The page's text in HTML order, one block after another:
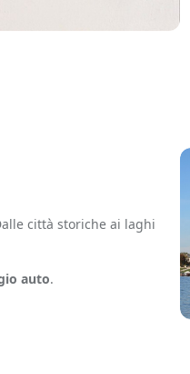
città storiche ai laghi
auto.